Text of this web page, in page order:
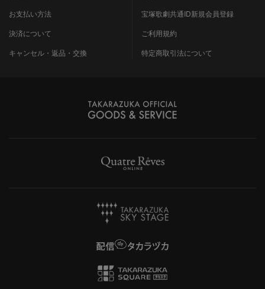
お支払い方法
決済について
キャンセル・返品・交換
宝塚歌劇共通ID新規会員登録
ご利用規約
特定商取引法について